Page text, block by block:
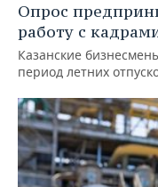
Опрос
работу с
Казанские
период летних